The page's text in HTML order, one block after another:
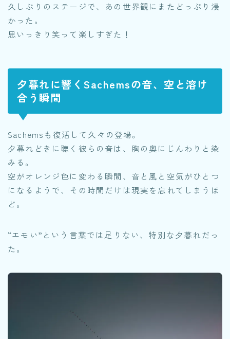
久しぶりのステージで、あの世界観にまたどっぷり浸
かった。
思いっきり笑って楽しすぎた！
夕暮れに響くSachemsの音、空と溶け
合う瞬間
Sachemsも復活して久々の登場。
夕暮れどきに聴く彼らの音は、胸の奥にじんわりと染
みる。
空がオレンジ色に変わる瞬間、音と風と空気がひとつ
になるようで、その時間だけは現実を忘れてしまうほ
ど。
“エモい”という言葉では足りない、特別な夕暮れだっ
た。